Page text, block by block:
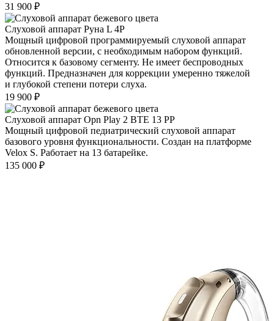
31 900 ₽
Слуховой аппарат Руна L 4P
Мощный цифровой программируемый слуховой аппарат
обновленной версии, с необходимым набором функций.
Относится к базовому сегменту. Не имеет беспроводных
функций. Предназначен для коррекции умеренно тяжелой
и глубокой степени потери слуха.
19 900 ₽
Слуховой аппарат Opn Play 2 BTE 13 PP
Мощный цифровой педиатрический слуховой аппарат
базового уровня функциональности. Создан на платформе
Velox S. Работает на 13 батарейке.
135 000 ₽